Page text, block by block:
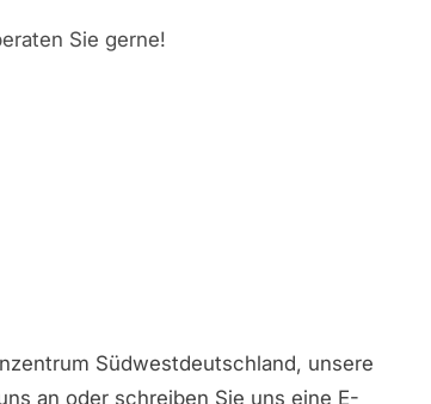
Sie gerne!
Südwestdeutschland, unsere
an oder schreiben Sie uns eine E-